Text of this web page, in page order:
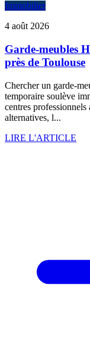
Immobilier
4 août 2026
Garde-meubles
près de Toulouse
Chercher un garde-
temporaire soulève
centres
alternatives, l...
LIRE L'ARTICLE